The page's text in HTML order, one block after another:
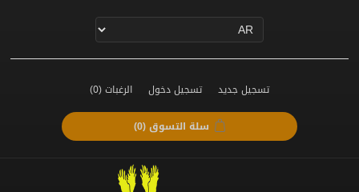
تسجيل جديد تسجيل دخول الرغبات(0)
سلة التسوق(0)